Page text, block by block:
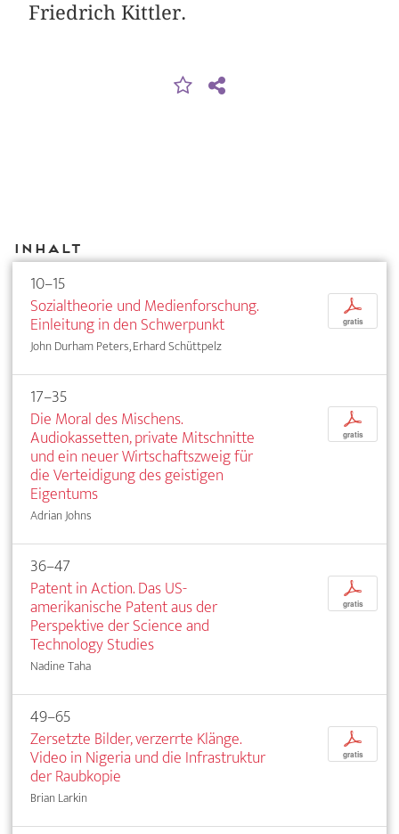
Friedrich Kittler.
Inhalt
10–15
Sozialtheorie und Medienforschung.
Einleitung in den Schwerpunkt
John Durham Peters, Erhard Schüttpelz
p
gratis
17–35
Die Moral des Mischens.
Audiokassetten, private Mitschnitte
und ein neuer Wirtschaftszweig für
die Verteidigung des geistigen
Eigentums
Adrian Johns
p
gratis
36–47
Patent in Action. Das US-
amerikanische Patent aus der
Perspektive der Science and
Technology Studies
Nadine Taha
p
gratis
49–65
Zersetzte Bilder, verzerrte Klänge.
Video in Nigeria und die Infrastruktur
der Raubkopie
Brian Larkin
p
gratis